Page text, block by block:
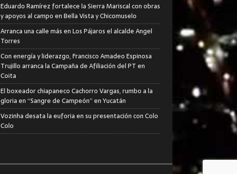
Eduardo Ramírez fortalece la Sierra Mariscal con obras
y apoyos al campo en Bella Vista y Chicomuselo
Arranca una calle más en Los Pájaros el alcalde Angel
Torres
Con energía y liderazgo, Francisco Amadeo Espinosa
Trujillo arranca la Campaña de Afiliación del PT en
Coita
El boxeador chiapaneco Cachorro Vargas, rumbo a la
gloria en “Sangre de Campeón” en Yucatán
Vozinha desata la euforia en su presentación con Colo
Colo